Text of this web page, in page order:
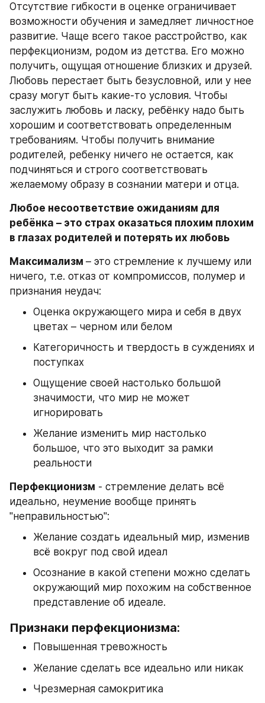
Отсутствие гибкости в оценке ограничивает
возможности обучения и замедляет личностное
развитие. Чаще всего такое расстройство, как
перфекционизм, родом из детства. Его можно
получить, ощущая отношение близких и друзей.
Любовь перестает быть безусловной, или у нее
сразу могут быть какие-то условия. Чтобы
заслужить любовь и ласку, ребёнку надо быть
хорошим и соответствовать определенным
требованиям. Чтобы получить внимание
родителей, ребенку ничего не остается, как
подчиняться и строго соответствовать
желаемому образу в сознании матери и отца.
Любое несоответствие ожиданиям для
ребёнка – это страх оказаться плохим плохим
в глазах родителей и потерять их любовь
Максимализм – это стремление к лучшему или
ничего, т.е. отказ от компромиссов, полумер и
признания неудач:
Оценка окружающего мира и себя в двух
цветах – черном или белом
Категоричность и твердость в суждениях и
поступках
Ощущение своей настолько большой
значимости, что мир не может
игнорировать
Желание изменить мир настолько
большое, что это выходит за рамки
реальности
Перфекционизм - стремление делать всё
идеально, неумение вообще принять
"неправильностью":
Желание создать идеальный мир, изменив
всё вокруг под свой идеал
Осознание в какой степени можно сделать
окружающий мир похожим на собственное
представление об идеале.
Признаки перфекционизма:
Повышенная тревожность
Желание сделать все идеально или никак
Чрезмерная самокритика